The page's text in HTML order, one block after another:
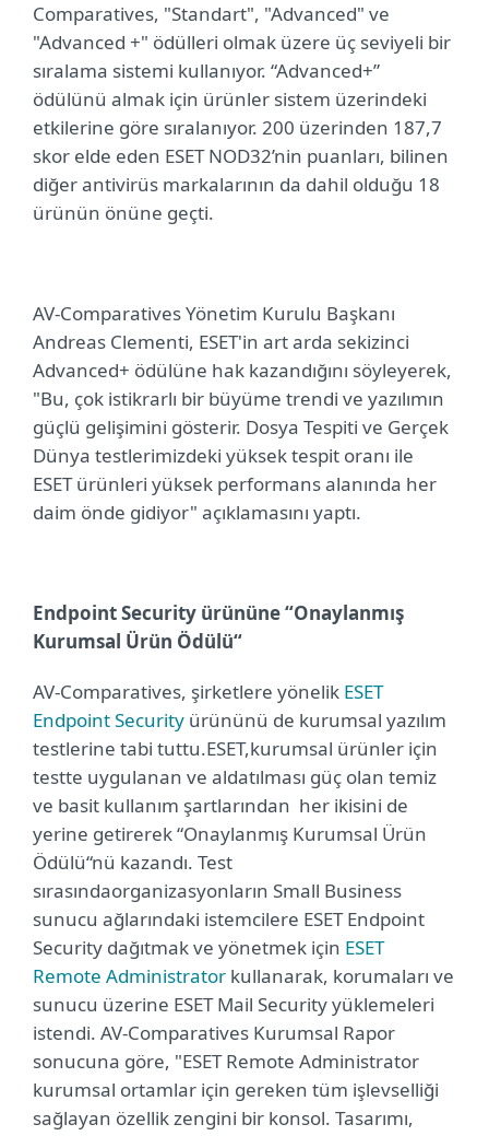
Comparatives, "Standart", "Advanced" ve
"Advanced +" ödülleri olmak üzere üç seviyeli bir
sıralama sistemi kullanıyor. “Advanced+”
ödülünü almak için ürünler sistem üzerindeki
etkilerine göre sıralanıyor. 200 üzerinden 187,7
skor elde eden ESET NOD32’nin puanları, bilinen
diğer antivirüs markalarının da dahil olduğu 18
ürünün önüne geçti.
AV-Comparatives Yönetim Kurulu Başkanı
Andreas Clementi, ESET'in art arda sekizinci
Advanced+ ödülüne hak kazandığını söyleyerek,
"Bu, çok istikrarlı bir büyüme trendi ve yazılımın
güçlü gelişimini gösterir. Dosya Tespiti ve Gerçek
Dünya testlerimizdeki yüksek tespit oranı ile
ESET ürünleri yüksek performans alanında her
daim önde gidiyor" açıklamasını yaptı.
Endpoint Security ürününe “Onaylanmış
Kurumsal Ürün Ödülü“
AV-Comparatives, şirketlere yönelik ESET
Endpoint Security ürününü de kurumsal yazılım
testlerine tabi tuttu.ESET,kurumsal ürünler için
testte uygulanan ve aldatılması güç olan temiz
ve basit kullanım şartlarından her ikisini de
yerine getirerek “Onaylanmış Kurumsal Ürün
Ödülü“nü kazandı. Test
sırasındaorganizasyonların Small Business
sunucu ağlarındaki istemcilere ESET Endpoint
Security dağıtmak ve yönetmek için ESET
Remote Administrator kullanarak, korumaları ve
sunucu üzerine ESET Mail Security yüklemeleri
istendi. AV-Comparatives Kurumsal Rapor
sonucuna göre, "ESET Remote Administrator
kurumsal ortamlar için gereken tüm işlevselliği
sağlayan özellik zengini bir konsol. Tasarımı,